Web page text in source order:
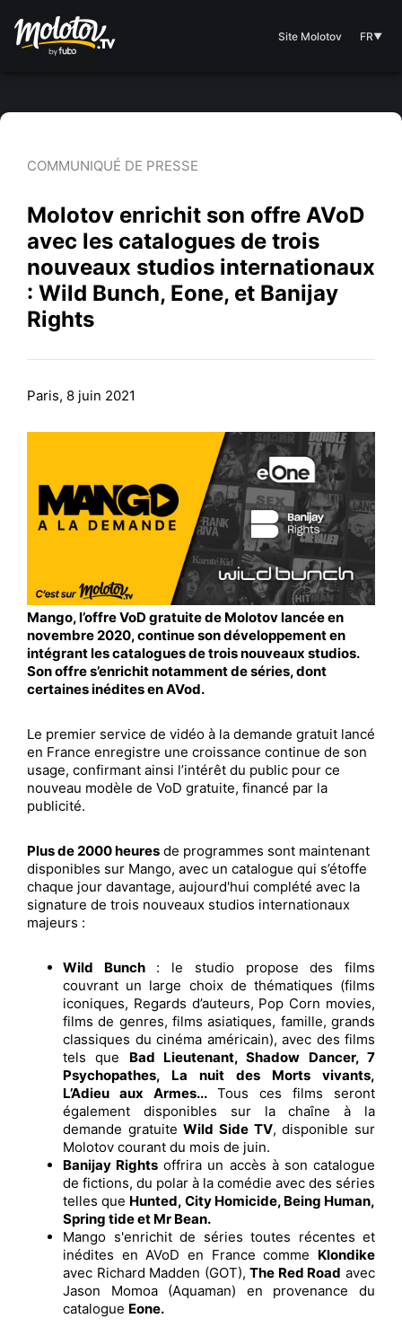
Site Molotov FR▼
COMMUNIQUÉ DE PRESSE
Molotov enrichit son offre AVoD
avec les catalogues de trois
nouveaux studios internationaux
: Wild Bunch, Eone, et Banijay
Rights
Paris, 8 juin 2021
Mango, l’offre VoD gratuite de Molotov lancée en
novembre 2020, continue son développement en
intégrant les catalogues de trois nouveaux studios.
Son offre s’enrichit notamment de séries, dont
certaines inédites en AVod.
Le premier service de vidéo à la demande gratuit lancé
en France enregistre une croissance continue de son
usage, confirmant ainsi l’intérêt du public pour ce
nouveau modèle de VoD gratuite, financé par la
publicité.
Plus de 2000 heures de programmes sont maintenant
disponibles sur Mango, avec un catalogue qui s’étoffe
chaque jour davantage, aujourd'hui complété avec la
signature de trois nouveaux studios internationaux
majeurs :
Wild Bunch: le studio propose des films
couvrant un large choix de thématiques (films
iconiques, Regards d’auteurs, Pop Corn movies,
films de genres, films asiatiques, famille, grands
classiques du cinéma américain), avec des films
tels que
Bad Lieutenant, Shadow Dancer, 7
Psychopathes, La nuit des Morts vivants,
L’Adieu aux Armes... Tous ces films seront
également disponibles sur la chaîne à la
demande gratuiteWild Side TV, disponible sur
Molotov courant du mois de juin.
Banijay Rights offrira un accès à son catalogue
de fictions, du polar à la comédie avec des séries
telles que Hunted, City Homicide, Being Human,
Spring tide et Mr Bean.
Mango s'enrichit de séries toutes récentes et
inédites en AVoD en France comme Klondike
avec Richard Madden (GOT), The Red Road avec
Jason Momoa (Aquaman) en provenance du
catalogue Eone.